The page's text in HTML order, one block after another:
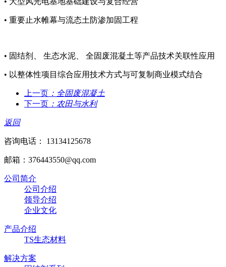
• 重要止水帷幕与流态土防渗加固工程
• 固结剂、 生态水泥、 全固废混凝土等产品技术关联性应用
• 以整体性项目综合应用技术方式与可复制商业模式结合
上一页 ：全固废混凝土
下一页 ：农田与水利
返回
咨询电话： 13134125678
邮箱：376443550@qq.com
公司简介
公司介绍
领导介绍
企业文化
产品介绍
TS生态材料
解决方案